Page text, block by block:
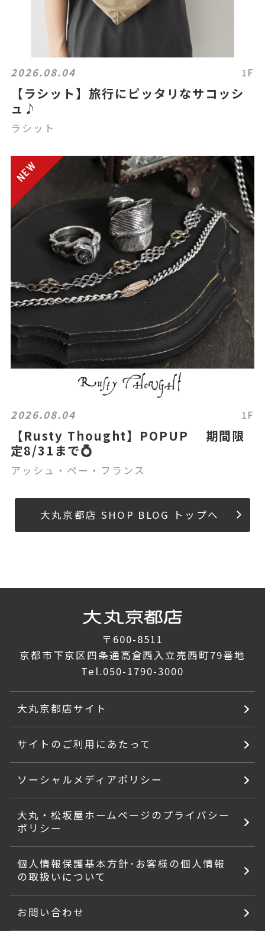
2026.08.04 1F
【ラシット】旅行にピッタリなサコッシ
ュ♪
ラシット
2026.08.04 1F
【Rusty Thought】POPUP 期間限
定8/31まで💍
アッシュ・ペー・フランス
大丸京都店 SHOP BLOG トップへ
〒600-8511
京都市下京区四条通高倉西入立売西町79番地
Tel.050-1790-3000
大丸京都店サイト
サイトのご利用にあたって
ソーシャルメディアポリシー
大丸・松坂屋ホームページのプライバシー
ポリシー
個人情報保護基本方針･お客様の個人情報
の取扱いについて
お問い合わせ